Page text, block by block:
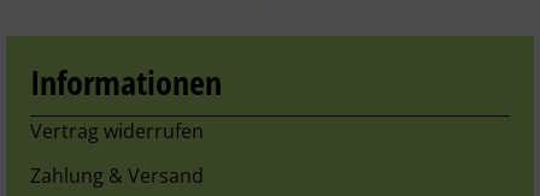
Informationen
Vertrag widerrufen
Zahlung & Versand